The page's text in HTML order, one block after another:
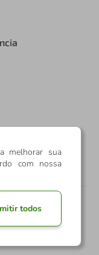
melhorar sua
com nossa
todos